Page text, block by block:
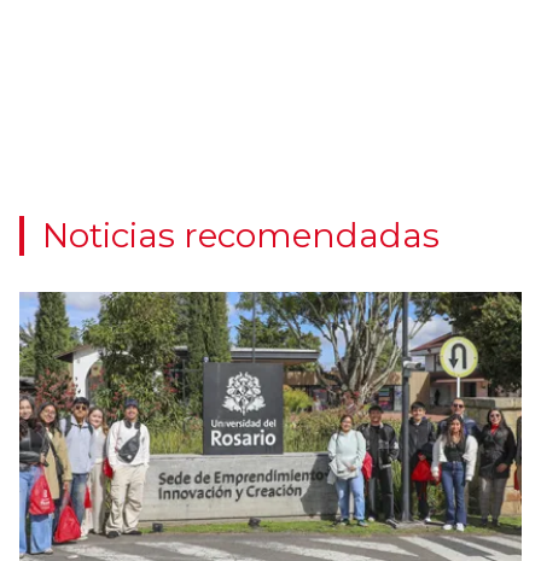
Noticias recomendadas